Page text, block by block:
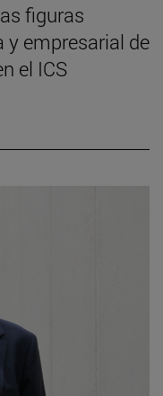
figuras
y empresarial de
el ICS